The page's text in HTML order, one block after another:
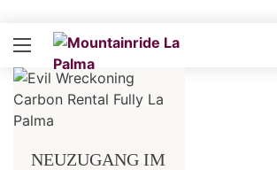
NEUZUGANG IM